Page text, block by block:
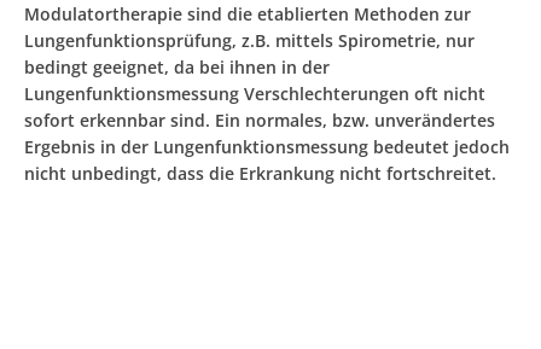
Modulatortherapie sind die etablierten Methoden zur
Lungenfunktionsprüfung, z.B. mittels Spirometrie, nur
bedingt geeignet, da bei ihnen in der
Lungenfunktionsmessung Verschlechterungen oft nicht
sofort erkennbar sind. Ein normales, bzw. unverändertes
Ergebnis in der Lungenfunktionsmessung bedeutet jedoch
nicht unbedingt, dass die Erkrankung nicht fortschreitet.